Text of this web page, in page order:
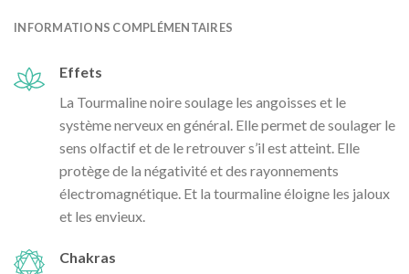
INFORMATIONS COMPLÉMENTAIRES
Effets
La Tourmaline noire soulage les angoisses et le
système nerveux en général. Elle permet de soulager le
sens olfactif et de le retrouver s’il est atteint. Elle
protège de la négativité et des rayonnements
électromagnétique. Et la tourmaline éloigne les jaloux
et les envieux.
Chakras